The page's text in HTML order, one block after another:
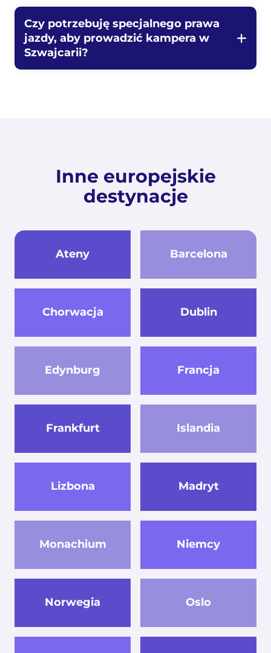
Czy potrzebuję specjalnego prawa
jazdy, aby prowadzić kampera w
Szwajcarii?
Inne europejskie
destynacje
Ateny Barcelona
Chorwacja Dublin
Edynburg Francja
Frankfurt Islandia
Lizbona Madryt
Monachium Niemcy
Norwegia Oslo